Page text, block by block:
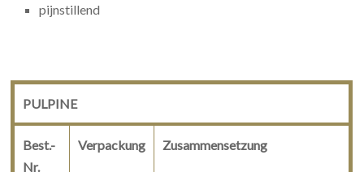
pijnstillend
PULPINE
Best.-
Nr.
Verpackung Zusammensetzung